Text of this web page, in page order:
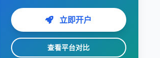
立即开户
查看平台对比